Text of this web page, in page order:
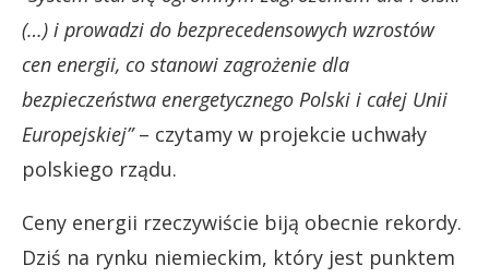
(…) i prowadzi do bezprecedensowych wzrostów
cen energii, co stanowi zagrożenie dla
bezpieczeństwa energetycznego Polski i całej Unii
Europejskiej”– czytamy w projekcie uchwały
polskiego rządu.
Ceny energii rzeczywiście biją obecnie rekordy.
Dziś na rynku niemieckim, który jest punktem